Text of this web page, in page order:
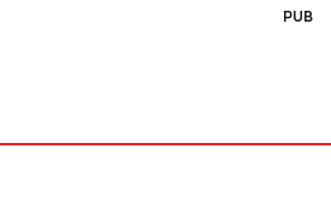
PUB